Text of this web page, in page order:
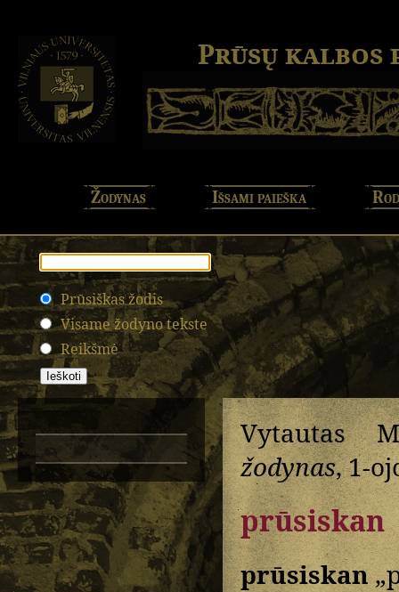
Prūsų kalbos
Žodynas Išsami paieška
Prūsiškas žodis
Visame žodyno tekste
Reikšmė
Vytautas
žodynas, 1-
prūsiskan
prūsiskan